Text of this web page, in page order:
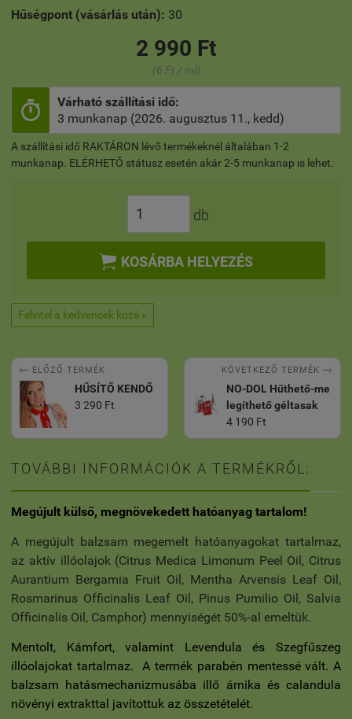
Hűségpont (vásárlás után): 30
2 990 Ft
(6 Ft / ml)

Várható szállítási idő:
3 munkanap (2026. augusztus 11., kedd)
A szállítási idő RAKTÁRON lévő termékeknél általában 1-2
munkanap. ELÉRHETŐ státusz esetén akár 2-5 munkanap is lehet.
db
 KOSÁRBA HELYEZÉS
Felvitel a kedvencek közé »
 ELŐZŐ TERMÉK
HŰSÍTŐ KENDŐ
3 290 Ft
KÖVETKEZŐ TERMÉK 
NO-DOL Hűthető-me
legíthető géltasak
4 190 Ft
TOVÁBBI INFORMÁCIÓK A TERMÉKRŐL:
Megújult külső, megnövekedett hatóanyag tartalom!
A megújult balzsam megemelt hatóanyagokat tartalmaz,
az aktív illóolajok (Citrus Medica Limonum Peel Oil, Citrus
Aurantium Bergamia Fruit Oil, Mentha Arvensis Leaf Oil,
Rosmarinus Officinalis Leaf Oil, Pinus Pumilio Oil, Salvia
Officinalis Oil, Camphor) mennyiségét 50%-al emeltük.
Mentolt, Kámfort, valamint Levendula és Szegfűszeg
illóolajokat tartalmaz. A termék parabén mentessé vált. A
balzsam hatásmechanizmusába illő árnika és calandula
növényi extrakttal javítottuk az összetételét.